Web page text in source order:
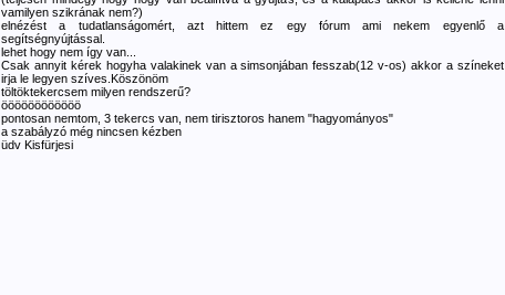
vamilyen szikrának nem?)
elnézést a tudatlanságomért, azt hittem ez egy fórum ami nekem egyenlő a
segítségnyújtással.
lehet hogy nem így van...
Csak annyit kérek hogyha valakinek van a simsonjában fesszab(12 v-os) akkor a színeket
irja le legyen szíves.Köszönöm
töltöktekercsem milyen rendszerű?
öööööööööööö
pontosan nemtom, 3 tekercs van, nem tirisztoros hanem "hagyományos"
a szabályzó még nincsen kézben
üdv Kisfürjesi